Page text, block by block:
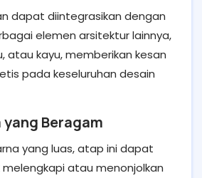
dapat diintegrasikan dengan
elemen arsitektur lainnya,
atau kayu, memberikan kesan
pada keseluruhan desain
Beragam
yang luas, atap ini dapat
atau menonjolkan